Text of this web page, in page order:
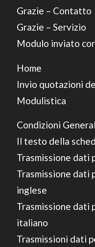
Grazie – Contatto
Grazie – Servizio
Modulo inviato
Home
Invio quotazioni
Modulistica
Condizioni
Il testo della
Trasmissione dati
Trasmissione dati
inglese
Trasmissione dati
italiano
Trasmissioni dati